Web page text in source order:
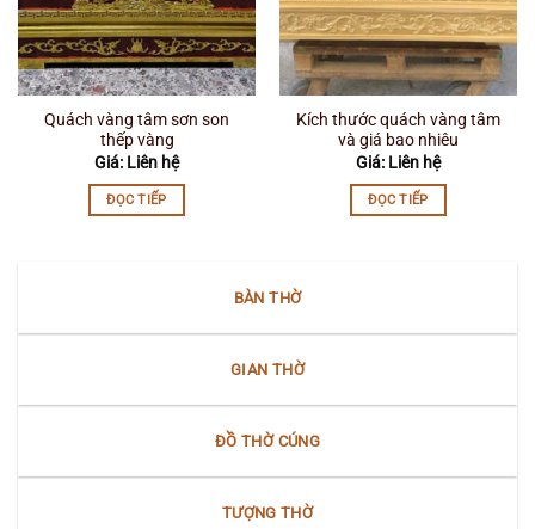
Quách vàng tâm sơn son
thếp vàng
Giá: Liên hệ
ĐỌC TIẾP
Kích thước quách vàng tâm
và giá bao nhiêu
Giá: Liên hệ
ĐỌC TIẾP
BÀN THỜ
GIAN THỜ
ĐỒ THỜ CÚNG
TƯỢNG THỜ